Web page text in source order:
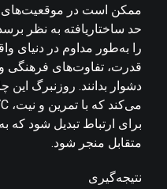
ممکن است در موقعیت‌های
حد ساختاریافته به نظر
را به‌طور مداوم در دنیای
قدرت، تفاوت‌های فرهنگی
دشوار بدانند. روزنبرگ این
برای ارتباط تبدیل شود که
متقابل منجر شود.
نتیجه‌گیری